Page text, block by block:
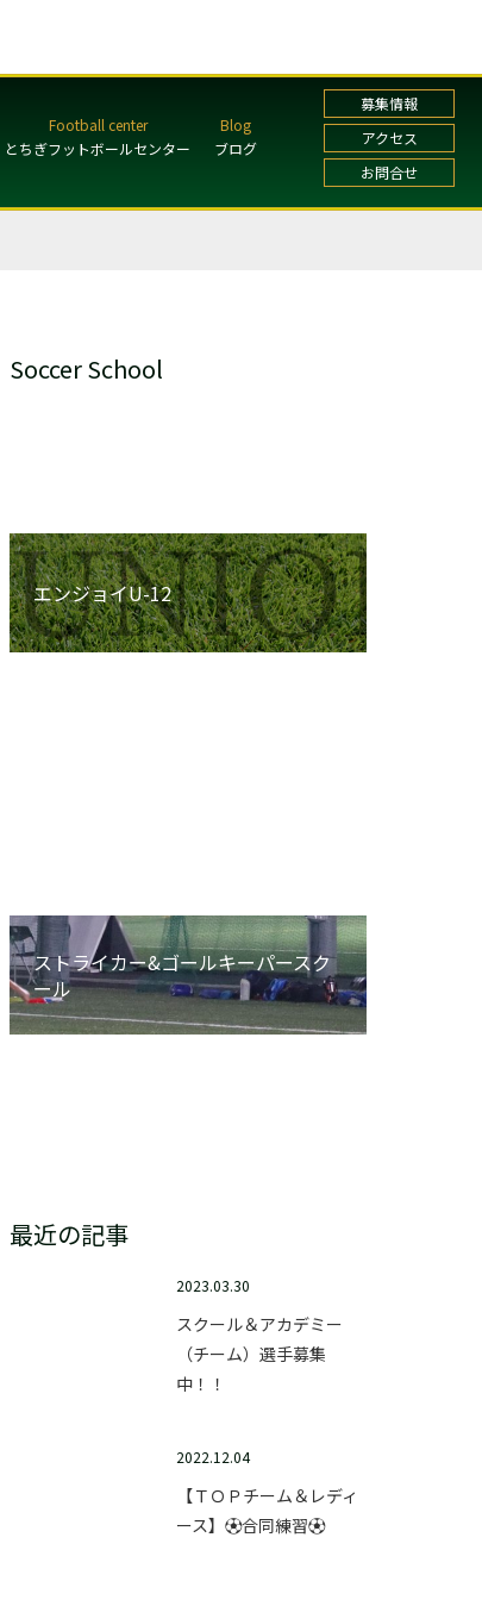
募集情報
アクセス
お問合せ
とちぎフットボールセンター ブログ
Soccer School
エンジョイU-12
ストライカー&ゴールキーパースク
ール
最近の記事
2023.03.30
スクール＆アカデミー
（チーム）選手募集
中！！
2022.12.04
【ＴＯＰチーム＆レディ
ース】⚽合同練習⚽